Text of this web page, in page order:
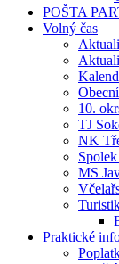
POŠTA
Volný čas
10.
TJ
NK
MS
Praktické